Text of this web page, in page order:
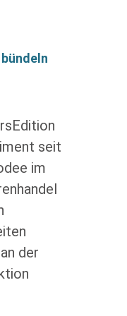
seit
im
der